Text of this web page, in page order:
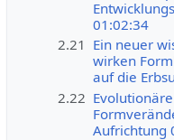
01:02:34
2.21 Ein neuer
wirken
auf die
2.22
Aufrichtung